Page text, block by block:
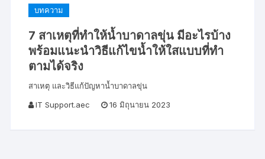
บทความ
7 สาเหตุที่ทำให้น้ำบาดาลขุ่น มีอะไรบ้าง
พร้อมแนะนำวิธีแก้ไขน้ำให้ใสแบบที่ทำ
ตามได้จริง
สาเหตุ และวิธีแก้ปัญหาน้ำบาดาลขุ่น
IT Support.aec
16 มิถุนายน 2023